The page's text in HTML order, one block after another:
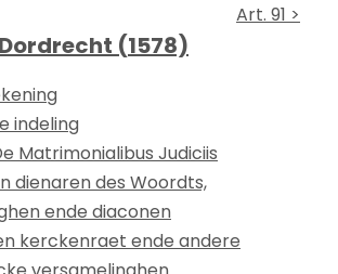
Art. 91 >
(1578)
indeling
Matrimonialibus Judiciis
dienaren des Woordts,
ende diaconen
kerckenraet ende andere